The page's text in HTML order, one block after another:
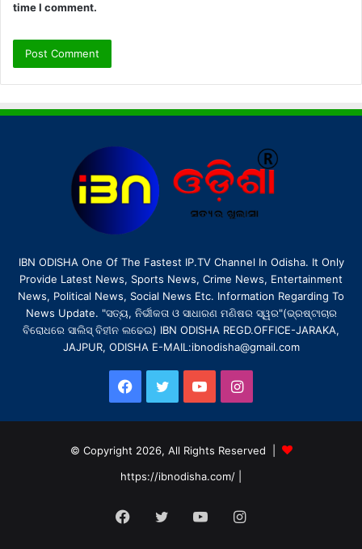
time I comment.
IBN ODISHA One Of The Fastest IP.TV Channel In Odisha. It Only
Provide Latest News, Sports News, Crime News, Entertainment
News, Political News, Social News Etc. Information Regarding To
News Update. "ସତ୍ୟ, ନିର୍ଭୀକତା ଓ ସାଧାରଣ ମଣିଷର ସ୍ୱର"(ଭ୍ରଷ୍ଟାଚାର
ବିରୋଧରେ ସାଲିସ୍ ବିହୀନ ଲଢେଇ) IBN ODISHA REGD.OFFICE-JARAKA,
JAJPUR, ODISHA E-MAIL:ibnodisha@gmail.com
Facebook
TwitterYouTubeInstagram
© Copyright 2026, All Rights Reserved |
https://ibnodisha.com/
Facebook
TwitterYouTubeInstagram